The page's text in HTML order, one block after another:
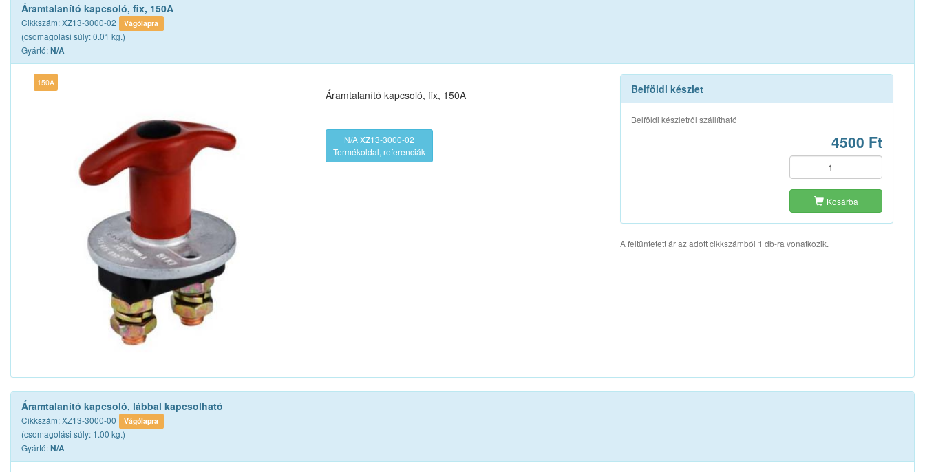
Áramtalanító kapcsoló, fix, 150A
Cikkszám: XZ13-3000-02 Vágólapra
(csomagolási súly: 0.01 kg.)
Gyártó:N/A
150A
Áramtalanító kapcsoló, fix, 150A
N/A XZ13-3000-02
Termékoldal, referenciák
Belföldi készlet
Belföldi készletről szállítható
4500 Ft
Kosárba
A feltüntetett ár az adott cikkszámból 1 db-ra vonatkozik.
Áramtalanító kapcsoló, lábbal kapcsolható
Cikkszám: XZ13-3000-00 Vágólapra
(csomagolási súly: 1.00 kg.)
Gyártó:N/A